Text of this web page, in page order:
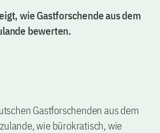
wie Gastforschende aus dem
bewerten.
Gastforschenden aus dem
wie bürokratisch, wie